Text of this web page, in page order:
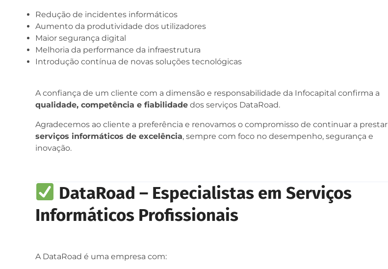
Redução de incidentes informáticos
Aumento da produtividade dos utilizadores
Maior segurança digital
Melhoria da performance da infraestrutura
Introdução contínua de novas soluções tecnológicas
A confiança de um cliente com a dimensão e responsabilidade da Infocapital confirma a
qualidade, competência e fiabilidade dos serviços DataRoad.
Agradecemos ao cliente a preferência e renovamos o compromisso de continuar a prestar
serviços informáticos de excelência, sempre com foco no desempenho, segurança e
inovação.
DataRoad – Especialistas em Serviços
Informáticos Profissionais
A DataRoad é uma empresa com: